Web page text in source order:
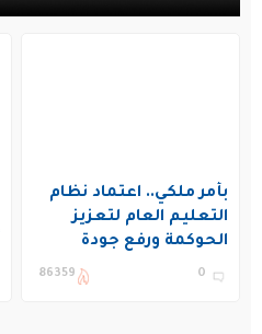
بأمر ملكي.. اعتماد نظام
التعليم العام لتعزيز
الحوكمة ورفع جودة
التعليم في المملكة
0
86359